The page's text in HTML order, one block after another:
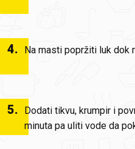
4. Na masti popržiti luk dok
5. Dodati tikvu, krumpir i
minuta pa uliti vode da